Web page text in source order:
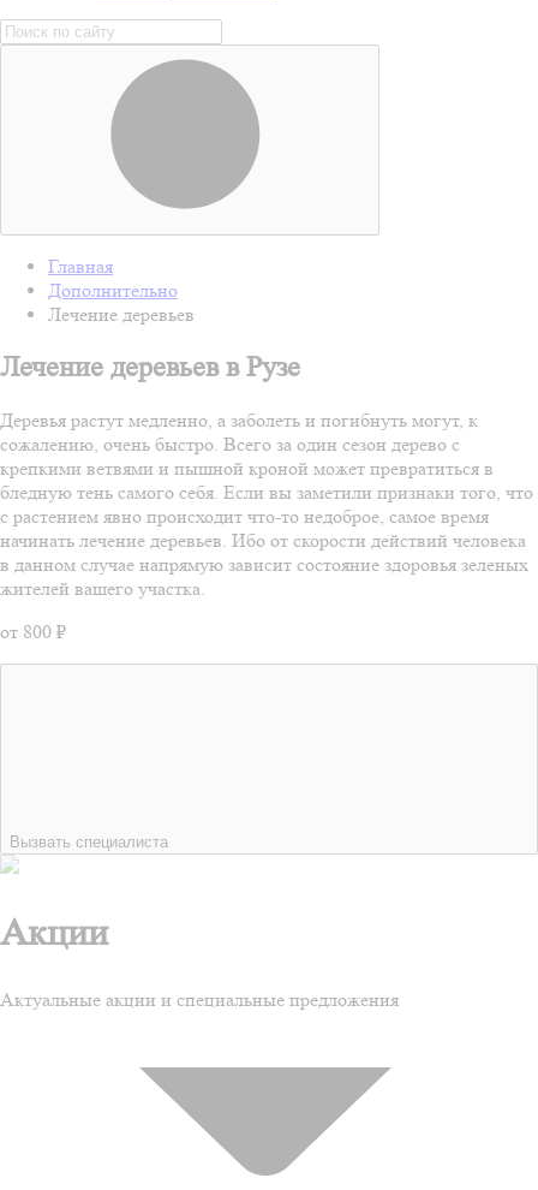
Главная
Дополнительно
Лечение деревьев
Лечение деревьев в Рузе
Деревья растут медленно, а заболеть и погибнуть могут, к
сожалению, очень быстро. Всего за один сезон дерево с
крепкими ветвями и пышной кроной может превратиться в
бледную тень самого себя. Если вы заметили признаки того, что
с растением явно происходит что-то недоброе, самое время
начинать лечение деревьев. Ибо от скорости действий человека
в данном случае напрямую зависит состояние здоровья зеленых
жителей вашего участка.
от 800 ₽
Вызвать специалиста
Акции
Актуальные акции и специальные предложения